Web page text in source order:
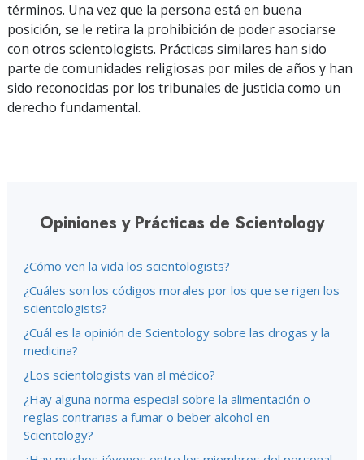
términos. Una vez que la persona está en buena
posición, se le retira la prohibición de poder asociarse
con otros scientologists. Prácticas similares han sido
parte de comunidades religiosas por miles de años y han
sido reconocidas por los tribunales de justicia como un
derecho fundamental.
Opiniones y Prácticas de Scientology
¿Cómo ven la vida los scientologists?
¿Cuáles son los códigos morales por los que se rigen los
scientologists?
¿Cuál es la opinión de Scientology sobre las drogas y la
medicina?
¿Los scientologists van al médico?
¿Hay alguna norma especial sobre la alimentación o
reglas contrarias a fumar o beber alcohol en
Scientology?